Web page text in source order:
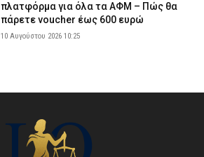
πλατφόρμα για όλα τα ΑΦΜ – Πώς θα
πάρετε voucher έως 600 ευρώ
10 Αυγούστου 2026 10:25